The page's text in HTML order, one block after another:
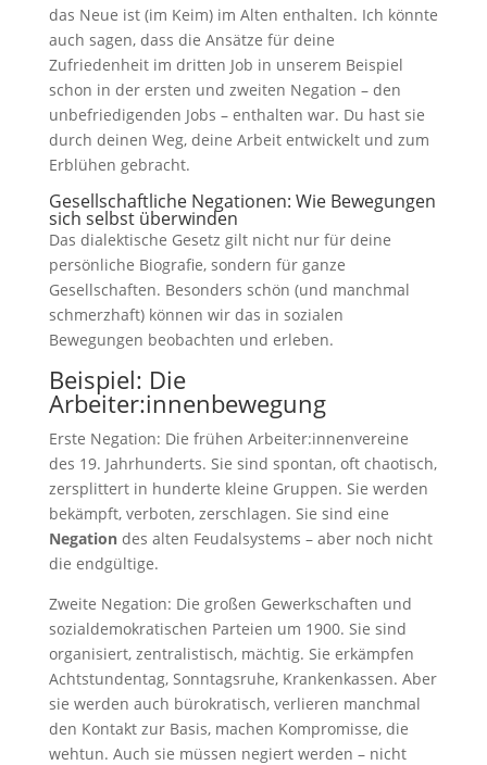
das Neue ist (im Keim) im Alten enthalten. Ich könnte
auch sagen, dass die Ansätze für deine
Zufriedenheit im dritten Job in unserem Beispiel
schon in der ersten und zweiten Negation – den
unbefriedigenden Jobs – enthalten war. Du hast sie
durch deinen Weg, deine Arbeit entwickelt und zum
Erblühen gebracht.
Gesellschaftliche Negationen: Wie Bewegungen
sich selbst überwinden
Das dialektische Gesetz gilt nicht nur für deine
persönliche Biografie, sondern für ganze
Gesellschaften. Besonders schön (und manchmal
schmerzhaft) können wir das in sozialen
Bewegungen beobachten und erleben.
Beispiel: Die
Arbeiter:innenbewegung
Erste Negation: Die frühen Arbeiter:innenvereine
des 19. Jahrhunderts. Sie sind spontan, oft chaotisch,
zersplittert in hunderte kleine Gruppen. Sie werden
bekämpft, verboten, zerschlagen. Sie sind eine
Negationdes alten Feudalsystems – aber noch nicht
die endgültige.
Zweite Negation: Die großen Gewerkschaften und
sozialdemokratischen Parteien um 1900. Sie sind
organisiert, zentralistisch, mächtig. Sie erkämpfen
Achtstundentag, Sonntagsruhe, Krankenkassen. Aber
sie werden auch bürokratisch, verlieren manchmal
den Kontakt zur Basis, machen Kompromisse, die
wehtun. Auch sie müssen negiert werden – nicht